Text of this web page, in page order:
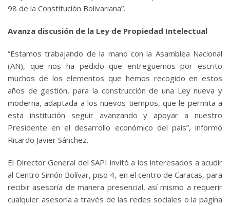
98 de la Constitución Bolivariana”.
Avanza discusión de la Ley de Propiedad Intelectual
“Estamos trabajando de la mano con la Asamblea Nacional
(AN), que nos ha pedido que entreguemos por escrito
muchos de los elementos que hemos recogido en estos
años de gestión, para la construcción de una Ley nueva y
moderna, adaptada a los nuevos tiempos, que le permita a
esta institución seguir avanzando y apoyar a nuestro
Presidente en el desarrollo económico del país”, informó
Ricardo Javier Sánchez.
El Director General del SAPI invitó a los interesados a acudir
al Centro Simón Bolívar, piso 4, en el centro de Caracas, para
recibir asesoría de manera presencial, así mismo a requerir
cualquier asesoría a través de las redes sociales o la página